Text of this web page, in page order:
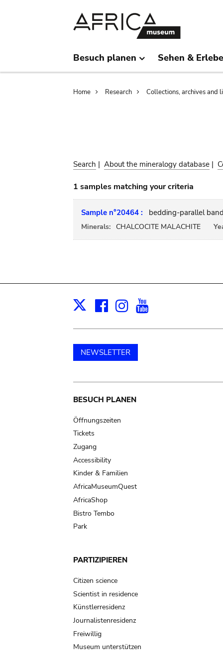
Besuch planen Sehen &
Breadcrumb
Home Research Collections, archives and
Search | About the mineralogy database |
1 samples matching your criteria
Sample n°20464 : bedding-parallel
Minerals: CHALCOCITE MALACHITE
X Facebook
Instagram
NEWSLETTER
Main
navigation
BESUCH PLANEN
Öffnungszeiten
Tickets
Zugang
Accessibility
Kinder & Familien
AfricaMuseumQuest
AfricaShop
Bistro Tembo
Park
PARTIZIPIEREN
Citizen science
Scientist in residence
Künstlerresidenz
Journalistenresidenz
Freiwillig
Museum unterstützen